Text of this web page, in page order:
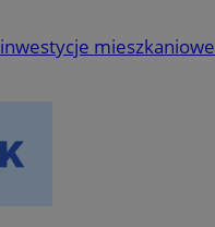
inwestycje mieszkaniowe